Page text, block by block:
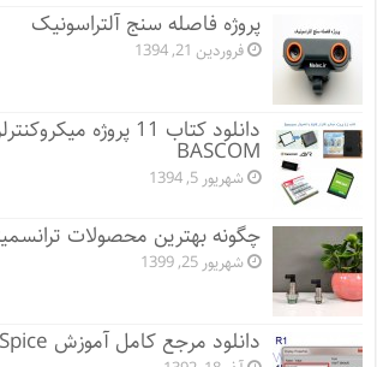
پروژه فاصله سنج آلتراسونیک
فروردین 21, 1394
BASCOM
شهریور 5, 1394
چگونه بهترین محصولات
شهریور 25, 1399
دانلود مرجع کامل آموزش OrCAD PSpice